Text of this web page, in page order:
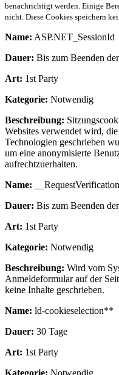
benachrichtigt werden. Einige
nicht. Diese Cookies speichern
Name: ASP.NET_SessionId
Dauer: Bis zum Beenden
Art: 1st Party
Kategorie: Notwendig
Beschreibung:
Websites verwendet wird,
Technologien geschrieben
um eine anonymisierte
aufrechtzuerhalten.
Name:
Dauer: Bis zum Beenden
Art: 1st Party
Kategorie: Notwendig
Beschreibung: Wird vom
Anmeldeformular auf der
keine Inhalte geschrieben.
Name: ld-cookieselection**
Dauer: 30 Tage
Art: 1st Party
Kategorie: Notwendig